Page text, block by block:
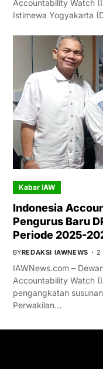
Accountability Watch
Istimewa Yogyakarta
Kabar IAW
Indonesia
Pengurus Baru
Periode 2025-
BYREDAKSI IAWNEWS 2
IAWNews.com –
Accountability Watch
pengangkatan
Perwakilan…